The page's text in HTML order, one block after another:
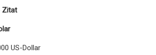
Zitat
US-Dollar